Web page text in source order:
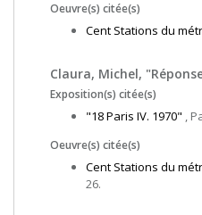
Oeuvre(s) citée(s)
Cent Stations du
Claura, Michel,
Exposition(s) citée(s)
"18 Paris IV. 1970" ,
Oeuvre(s) citée(s)
Cent Stations du
26.